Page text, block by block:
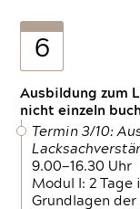
6
Ausbildung zum
nicht einzeln
Termin 3/10:
9.00—16.30 Uhr
Modul I: 2 Tage
Grundlagen